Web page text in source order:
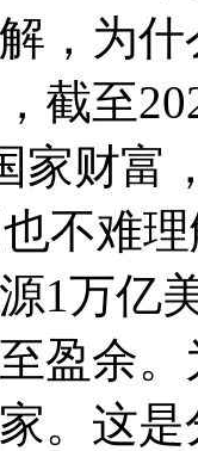
，为
截至
家财富
不难
1万亿
盈余
。这